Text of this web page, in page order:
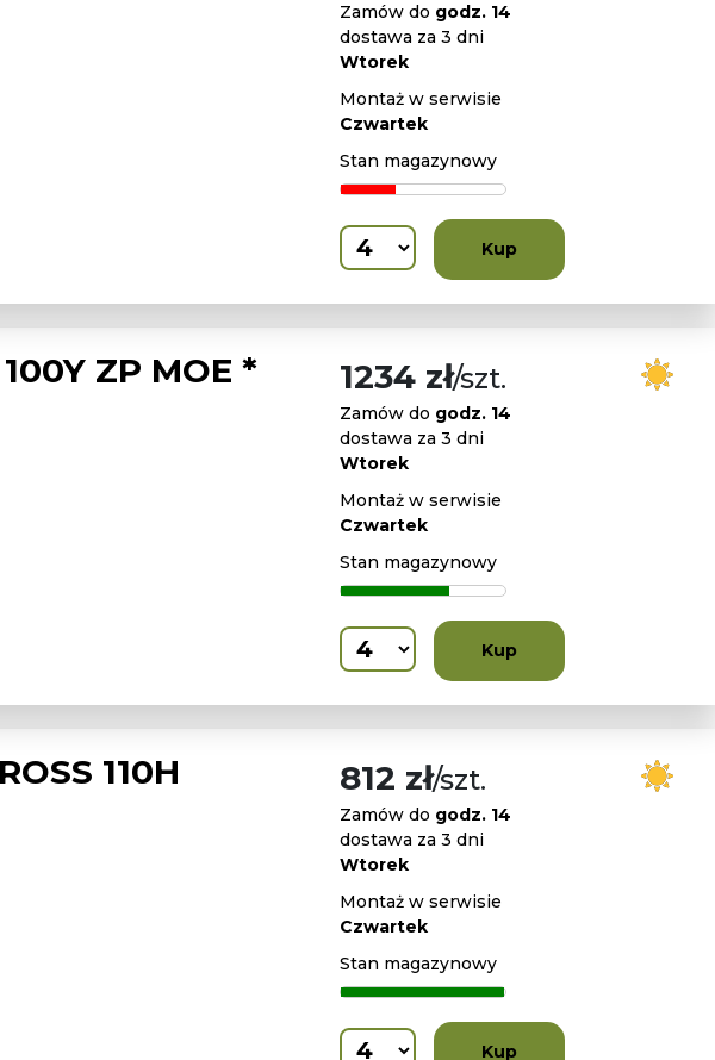
Zamów do godz. 14
dostawa za 3 dni
Wtorek
Montaż w serwisie
Czwartek
Stan magazynowy
Kup
ZP MOE * 1234 zł/szt.
Zamów do godz. 14
dostawa za 3 dni
Wtorek
Montaż w serwisie
Czwartek
Stan magazynowy
Kup
110H 812 zł/szt.
Zamów do godz. 14
dostawa za 3 dni
Wtorek
Montaż w serwisie
Czwartek
Stan magazynowy
Kup